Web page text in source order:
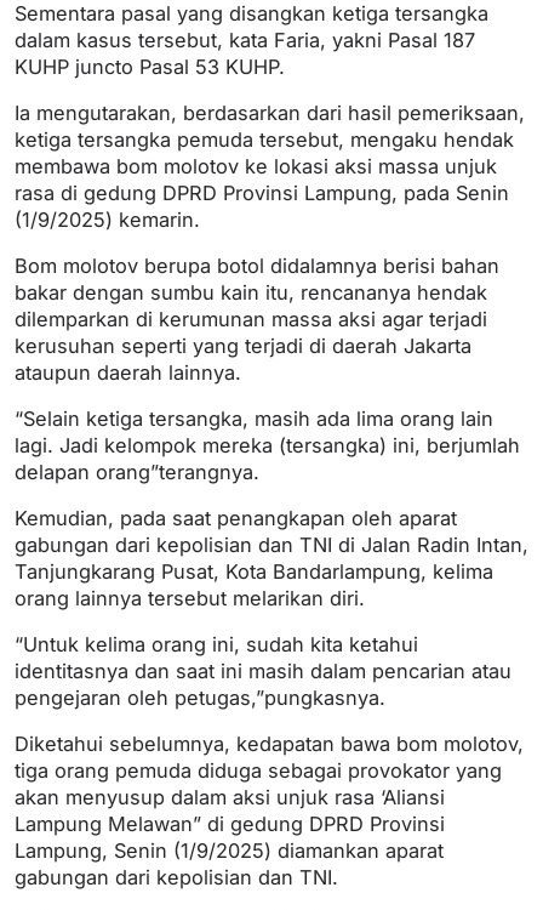
Sementara pasal yang disangkan ketiga tersangka
dalam kasus tersebut, kata Faria, yakni Pasal 187
KUHP juncto Pasal 53 KUHP.
Ia mengutarakan, berdasarkan dari hasil pemeriksaan,
ketiga tersangka pemuda tersebut, mengaku hendak
membawa bom molotov ke lokasi aksi massa unjuk
rasa di gedung DPRD Provinsi Lampung, pada Senin
(1/9/2025) kemarin.
Bom molotov berupa botol didalamnya berisi bahan
bakar dengan sumbu kain itu, rencananya hendak
dilemparkan di kerumunan massa aksi agar terjadi
kerusuhan seperti yang terjadi di daerah Jakarta
ataupun daerah lainnya.
“Selain ketiga tersangka, masih ada lima orang lain
lagi. Jadi kelompok mereka (tersangka) ini, berjumlah
delapan orang”terangnya.
Kemudian, pada saat penangkapan oleh aparat
gabungan dari kepolisian dan TNI di Jalan Radin Intan,
Tanjungkarang Pusat, Kota Bandarlampung, kelima
orang lainnya tersebut melarikan diri.
“Untuk kelima orang ini, sudah kita ketahui
identitasnya dan saat ini masih dalam pencarian atau
pengejaran oleh petugas,”pungkasnya.
Diketahui sebelumnya, kedapatan bawa bom molotov,
tiga orang pemuda diduga sebagai provokator yang
akan menyusup dalam aksi unjuk rasa ‘Aliansi
Lampung Melawan” di gedung DPRD Provinsi
Lampung, Senin (1/9/2025) diamankan aparat
gabungan dari kepolisian dan TNI.